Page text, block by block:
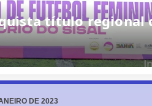
título regional
DE 2023